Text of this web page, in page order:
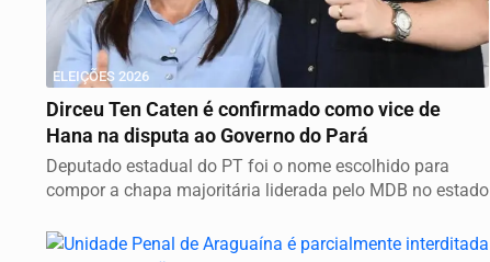
ELEIÇÕES 2026
Dirceu Ten Caten é confirmado como vice de
Hana na disputa ao Governo do Pará
Deputado estadual do PT foi o nome escolhido para
compor a chapa majoritária liderada pelo MDB no estado